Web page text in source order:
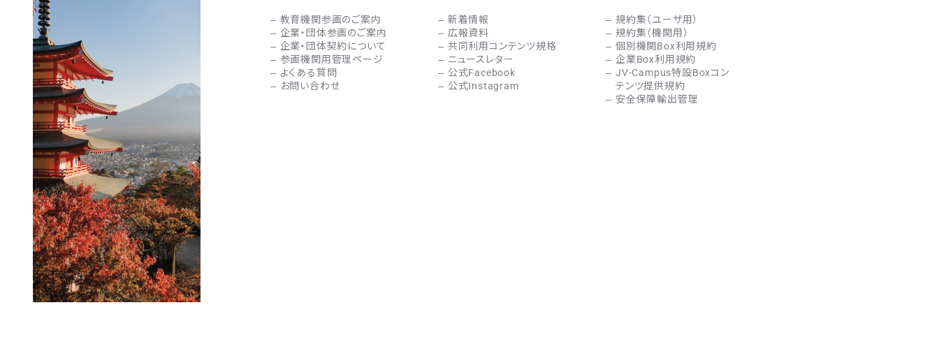
教育機関参画のご案内
企業・団体参画のご案内
企業・団体契約について
参画機関用管理ページ
よくある質問
お問い合わせ
新着情報
広報資料
共同利用コンテンツ規格
ニュースレター
公式Facebook
公式Instagram
規約集（ユーザ用）
規約集（機関用）
個別機関Box利用規約
企業Box利用規約
JV-Campus特設Boxコン
テンツ提供規約
安全保障輸出管理